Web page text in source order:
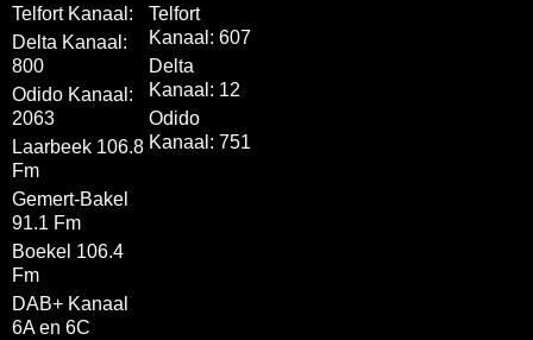
Telfort Kanaal:
Delta Kanaal:
800
Odido Kanaal:
2063
Laarbeek 106.8
Fm
Gemert-Bakel
91.1 Fm
Boekel 106.4
Fm
DAB+ Kanaal
6A en 6C
Telfort
Kanaal: 607
Delta
Kanaal: 12
Odido
Kanaal: 751